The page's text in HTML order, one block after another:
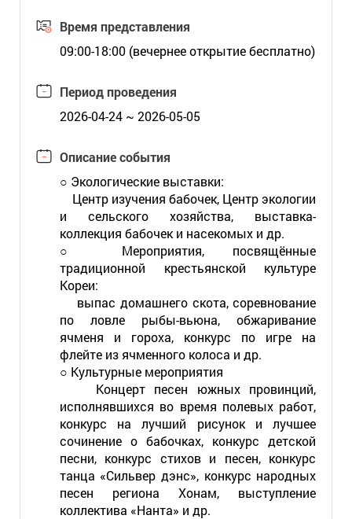
Время представления
09:00-18:00 (вечернее открытие бесплатно)
Период проведения
2026-04-24 ~ 2026-05-05
Описание события
○ Экологические выставки:
Центр изучения бабочек, Центр экологии
и сельского хозяйства, выставка-
коллекция бабочек и насекомых и др.
○ Мероприятия, посвящённые
традиционной крестьянской культуре
Кореи:
выпас домашнего скота, соревнование
по ловле рыбы-вьюна, обжаривание
ячменя и гороха, конкурс по игре на
флейте из ячменного колоса и др.
○ Культурные мероприятия
Концерт песен южных провинций,
исполнявшихся во время полевых работ,
конкурс на лучший рисунок и лучшее
сочинение о бабочках, конкурс детской
песни, конкурс стихов и песен, конкурс
танца «Сильвер дэнс», конкурс народных
песен региона Хонам, выступление
коллектива «Нанта» и др.